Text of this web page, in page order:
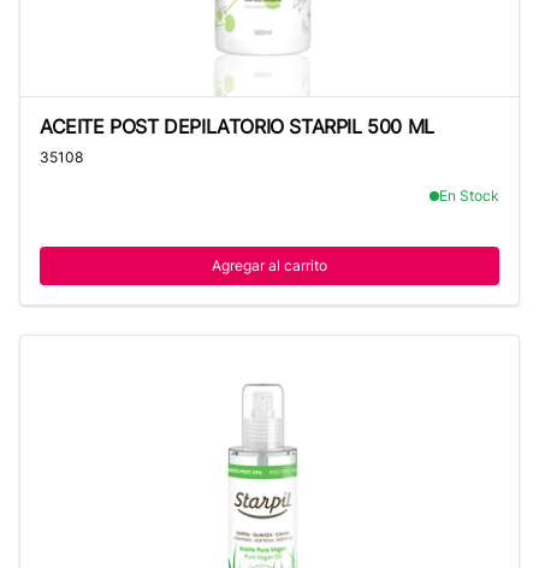
ACEITE POST DEPILATORIO STARPIL 500 ML
35108
En Stock
Agregar al carrito